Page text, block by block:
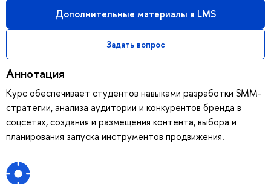
Дополнительные материалы в LMS
Задать вопрос
Аннотация
Курс обеспечивает студентов навыками разработки SMM-
стратегии, анализа аудитории и конкурентов бренда в
соцсетях, создания и размещения контента, выбора и
планирования запуска инструментов продвижения.